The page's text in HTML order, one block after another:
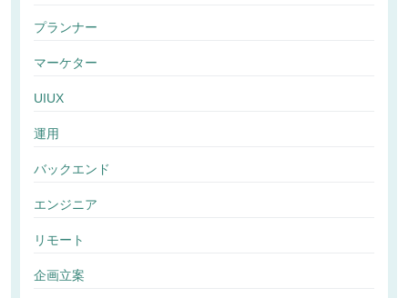
プランナー
マーケター
UIUX
運用
バックエンド
エンジニア
リモート
企画立案